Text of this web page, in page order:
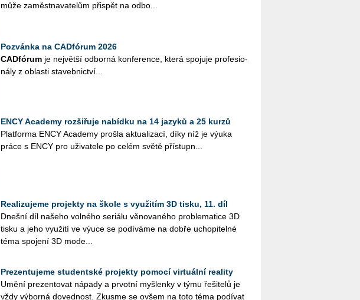
může za­měst­na­va­te­lům při­spět na od­bo...
Pozvánka na CADfórum 2026
CAD­fó­rum je nej­vět­ší od­bor­ná kon­fe­ren­ce, která spo­ju­je pro­fe­si­o­
ná­ly z ob­las­ti sta­veb­nic­tví...
ENCY Academy rozšiřuje nabídku na 14 jazyků a 25 kurzů
Plat­for­ma ENCY Aca­de­my pro­šla ak­tu­a­li­za­cí, díky níž je výuka
práce s ENCY pro uži­va­te­le po celém světě pří­stup­n...
Realizujeme projekty na škole s využitím 3D tisku, 11. díl
Dneš­ní díl na­še­ho vol­né­ho se­ri­á­lu vě­no­va­né­ho pro­ble­ma­ti­ce 3D
tisku a jeho vy­u­ži­tí ve výuce se po­dí­vá­me na dobře ucho­pi­tel­né
téma spo­je­ní 3D mo­de...
Prezentujeme studentské projekty pomocí virtuální reality
Umění pre­zen­to­vat ná­pa­dy a pr­vot­ní myš­len­ky v týmu ře­ši­te­lů je
vždy vý­bor­ná do­ved­nost. Zkus­me se ovšem na toto téma po­dí­vat